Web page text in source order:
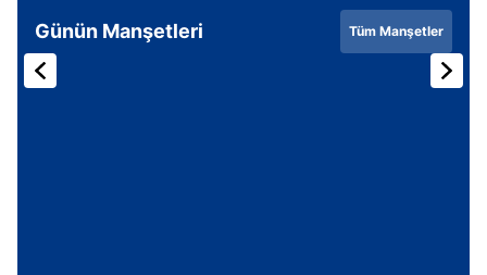
Günün Manşetleri Tüm Manşetler